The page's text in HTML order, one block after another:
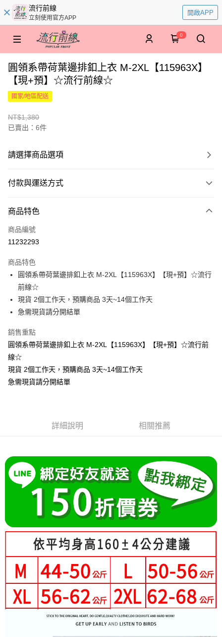
流行前線
立刻使用官方APP
開啟APP
0
圓領系帶荷葉邊排釦上衣 M-2XL【115963X】
【現+預】☆流行前線☆
國家/地區配送
NT$1,380
已賣出：6件
請選擇商品選項
付款與運送方式
信用卡一次付款
超商取貨付款
Apple Pay
街口支付
悠遊付
Google Pay
全支付
大哥付你分期
2.付款方式選擇「大哥付你分期」，訂單成立後會自動跳轉到大哥付的交易
4.訂單成立30分鐘內，如未前往確認交易或遇審核未通過，訂單將自動取
消。如遇「轉專審核」未通過狀況，表示未達大哥付你分期系統評分，恕無
法說明評估內容。
【繳款方式說明】
1.分期款項不併入電信帳單，「大哥付你分期」於每月結算日後寄送繳費提
2.透過簡訊連結打開帳單後，可選擇「超商條碼／台灣大直營門市／銀行轉
帳／街口支付／iPASS MONEY」等通路繳費。
【注意事項】
1.本服務係由「台灣大哥大股份有限公司」（以下簡稱本公司）所提供，讓
用戶於交易時，得透過本服務購買商品或服務，並由商店將買賣／分期付款
買賣價金債權讓與本公司後，依約使用本公司帳單繳交帳款。
2.基於同意付款使用「大哥付你分期」之契約關係目的，商店將以您的個人
資料（包含姓名、電話或地址）提供予台灣大哥大進項蒐集、處理及利用，
由本公司與您本人進行分期帳單所需資料之確認、核對及更正。
3.完整用戶服務條款，請詳閱以下連結：https://oppay.tw/userRule
１．簡單：不需註冊會員、不需綁卡、不需儲值。
２．便利：只要手機號碼，簡訊認證，即可結帳。
３．安心：先確認商品／服務後，再付款。
【「AFTEE先享後付」結帳流程】
１．於結帳方式選擇「AFTEE先享後付」後，將跳轉至「AFTEE先享後付」
結帳頁面，進行簡訊認證並確認金額後，即可完成結帳。
２．訂單成立數日內，您將收到繳費通知簡訊。
ATM／網路銀行／等多元方式進行付款，方視為交易完成。
※ 請注意：結帳手續完成當下不需立刻繳費，但若您需要取消訂單，請聯絡
後付繳納相關費用。
※ 交易是否成功請以「AFTEE先享後付 」之結帳頁面顯示為準，若有關於
是否繳費成功／繳費後需取消欲退款等相關疑問，請聯繫「AFTEE先享後付
客戶支援中心」 https://netprotections.freshdesk.com/support/home
【注意事項】
１．透過由恩沛科技股份有限公司提供之「AFTEE先享後付」服務完成之交
相關說明
「Hami Point」為中華電信所提供之點數服務，可於會員專區綁定中華電信
會員帳號後，即可在購物車使用 Hami Point 折抵消費金額 (1點等於1元)。
ATM付款
運送方式
商品特色
商品編號
11232293
商品特色
圓領系帶荷葉邊排釦上衣 M-2XL【115963X】【現+預】☆流行
前線☆
現貨 2個工作天，預購商品 3天~14個工作天
急需現貨請分開結單
銷售重點
圓領系帶荷葉邊排釦上衣 M-2XL【115963X】【現+預】☆流行前
線☆
現貨 2個工作天，預購商品 3天~14個工作天
急需現貨請分開結單
詳細說明 相關推薦